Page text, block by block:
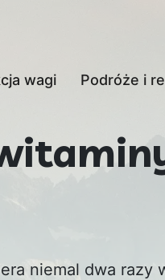
wagi Podróże i
niemal dwa razy